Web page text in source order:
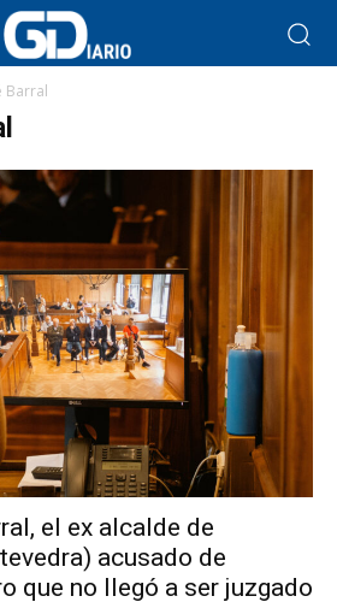
Barral
el ex alcalde de
acusado de
que no llegó a ser juzgado